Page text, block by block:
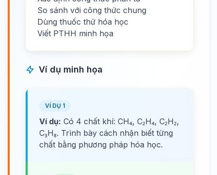
So sánh với công thức chung
Dùng thuốc thử hóa học
Viết PTHH minh họa
Ví dụ minh họa
VÍ DỤ 1
Ví dụ: Có 4 chất khí: CH₄, C₂H₄, C₂H₂,
C₃H₈. Trình bày cách nhận biết từng
chất bằng phương pháp hóa học.